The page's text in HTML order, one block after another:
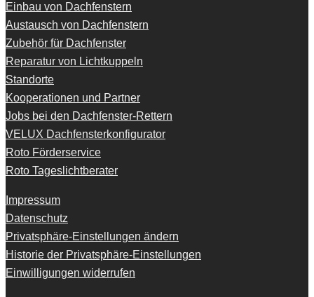
Einbau von Dachfenstern
Austausch von Dachfenstern
Zubehör für Dachfenster
Reparatur von Lichtkuppeln
Standorte
Kooperationen und Partner
Jobs bei den Dachfenster-Rettern
VELUX Dachfensterkonfigurator
Roto Förderservice
Roto Tageslichtberater
Impressum
Datenschutz
Privatsphäre-Einstellungen ändern
Historie der Privatsphäre-Einstellungen
Einwilligungen widerrufen